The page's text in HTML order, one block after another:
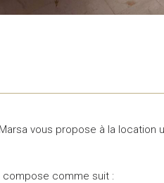
vous propose à la location
compose comme suit :